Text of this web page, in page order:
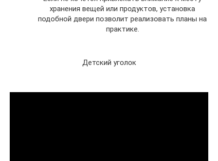
хранения вещей или продуктов, установка
подобной двери позволит реализовать планы на
практике.
Детский уголок